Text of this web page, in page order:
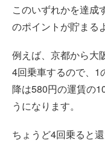
このいずれかを達成
のポイントが貯まる
例えば、京都から大
4回乗車するので、1
降は580円の運賃の
うになります。
ちょうど4回乗ると